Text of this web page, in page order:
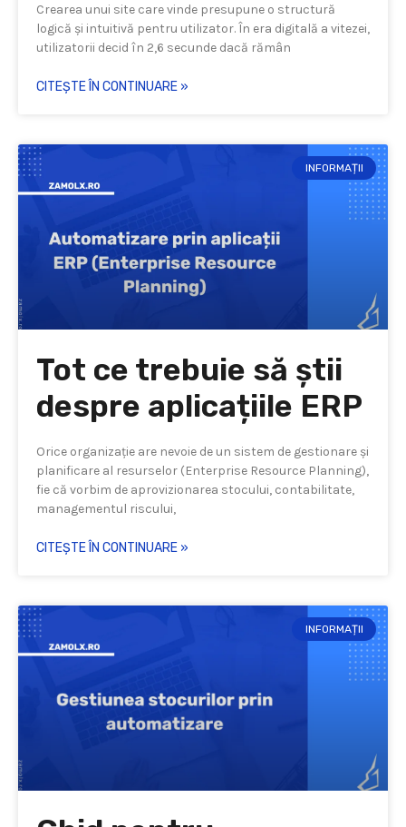
Crearea unui site care vinde presupune o structură
logică și intuitivă pentru utilizator. În era digitală a vitezei,
utilizatorii decid în 2,6 secunde dacă rămân
CITEȘTE ÎN CONTINUARE »
INFORMAȚII
Tot ce trebuie să știi
despre aplicațiile ERP
Orice organizație are nevoie de un sistem de gestionare și
planificare al resurselor (Enterprise Resource Planning),
fie că vorbim de aprovizionarea stocului, contabilitate,
managementul riscului,
CITEȘTE ÎN CONTINUARE »
INFORMAȚII